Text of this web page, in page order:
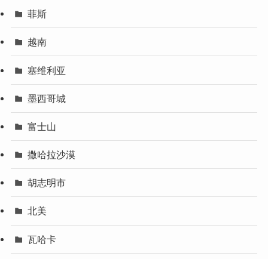
菲斯
越南
塞维利亚
墨西哥城
富士山
撒哈拉沙漠
胡志明市
北美
瓦哈卡